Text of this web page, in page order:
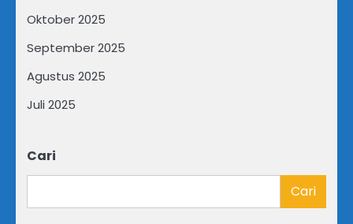
Oktober 2025
September 2025
Agustus 2025
Juli 2025
Cari
Cari